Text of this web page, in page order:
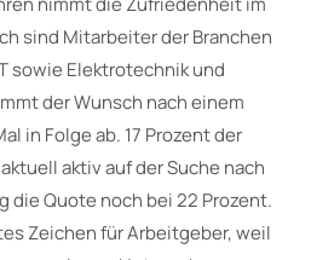
sind Mitarbeiter der Branchen
sowie Elektrotechnik und
der Wunsch nach einem
in Folge ab. 17 Prozent der
aktiv auf der Suche nach
die Quote noch bei 22 Prozent.
Zeichen für Arbeitgeber, weil